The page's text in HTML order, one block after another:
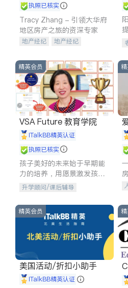
执照已核实
Tracy Zhang - 引领大华府
地区房产之旅的资深专家
地产经纪
地产经纪
商铺租售
开发商建商
精英会员
VSA Future 教育学院
iTalkBB精英认证
执照已核实
孩子美好的未来始于早期能
力的培养，用愿景激发孩子
的学习潜力和动力。理念：
拥有成长型心态是成功的基
石。
升学顾问/课后辅导
精英会员
美国活动/折扣小助手
iTalkBB精英认证